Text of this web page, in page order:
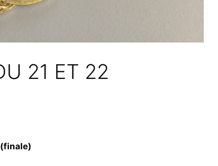
21 ET 22
(finale)